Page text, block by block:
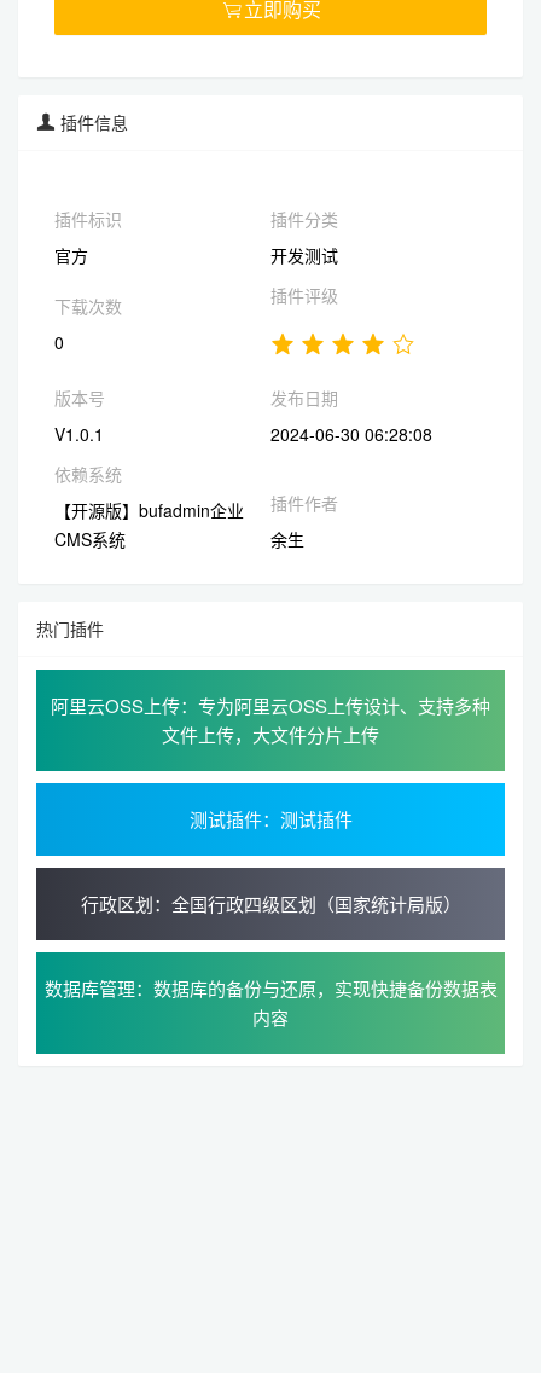
立即购买
插件信息
插件标识
官方
插件分类
开发测试
下载次数
0
插件评级
版本号
V1.0.1
发布日期
2024-06-30 06:28:08
依赖系统
【开源版】bufadmin企业
CMS系统
插件作者
余生
热门插件
阿里云OSS上传：专为阿里云OSS上传设计、支持多种
文件上传，大文件分片上传
测试插件：测试插件
行政区划：全国行政四级区划（国家统计局版）
数据库管理：数据库的备份与还原，实现快捷备份数据表
内容